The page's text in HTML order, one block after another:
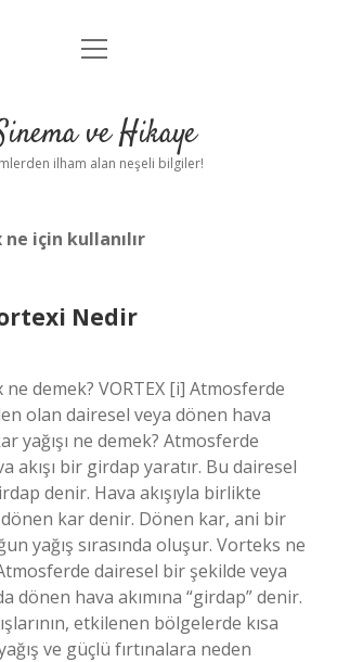
Gizlilik Politikası
Yasal Uyarı
menüyü
ve Hikaye
ilham alan neşeli bilgiler!
için kullanılır
Nedir
demek? VORTEX [i] Atmosferde
olan dairesel veya dönen hava
yağışı ne demek? Atmosferde
akışı bir girdap yaratır. Bu dairesel
denir. Hava akışıyla birlikte
kar denir. Dönen kar, ani bir
yağış sırasında oluşur. Vorteks ne
dairesel bir şekilde veya
dönen hava akımına “girdap” denir.
etkilenen bölgelerde kısa
ve güçlü fırtınalara neden